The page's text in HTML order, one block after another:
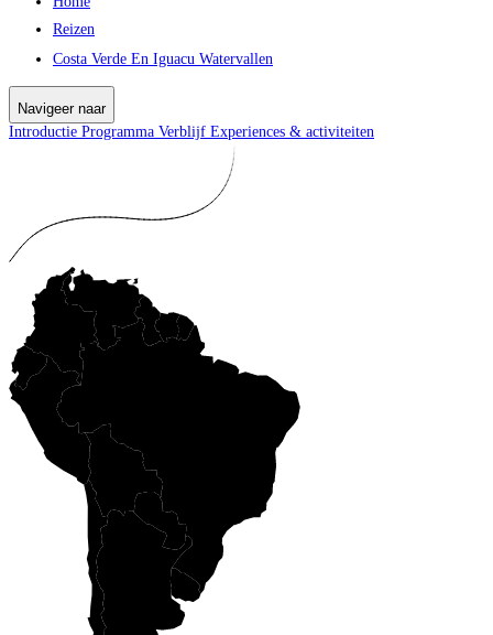
Reizen
Costa Verde En Iguacu Watervallen
Navigeer naar
Introductie Programma Verblijf Experiences & activiteiten